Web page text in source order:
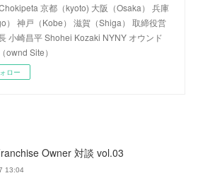
京都（kyoto) 大阪（Osaka） 兵庫
） 神戸（Kobe） 滋賀（Shiga） 取締役営
小崎昌平 Shohei Kozaki NYNY オウンド
ownd Site）
ロー
Owner 対談 vol.03
13:04